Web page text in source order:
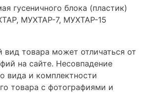
вид товара может отличаться от
на сайте. Несовпадение
вида и комплектности
товара с фотографиями и